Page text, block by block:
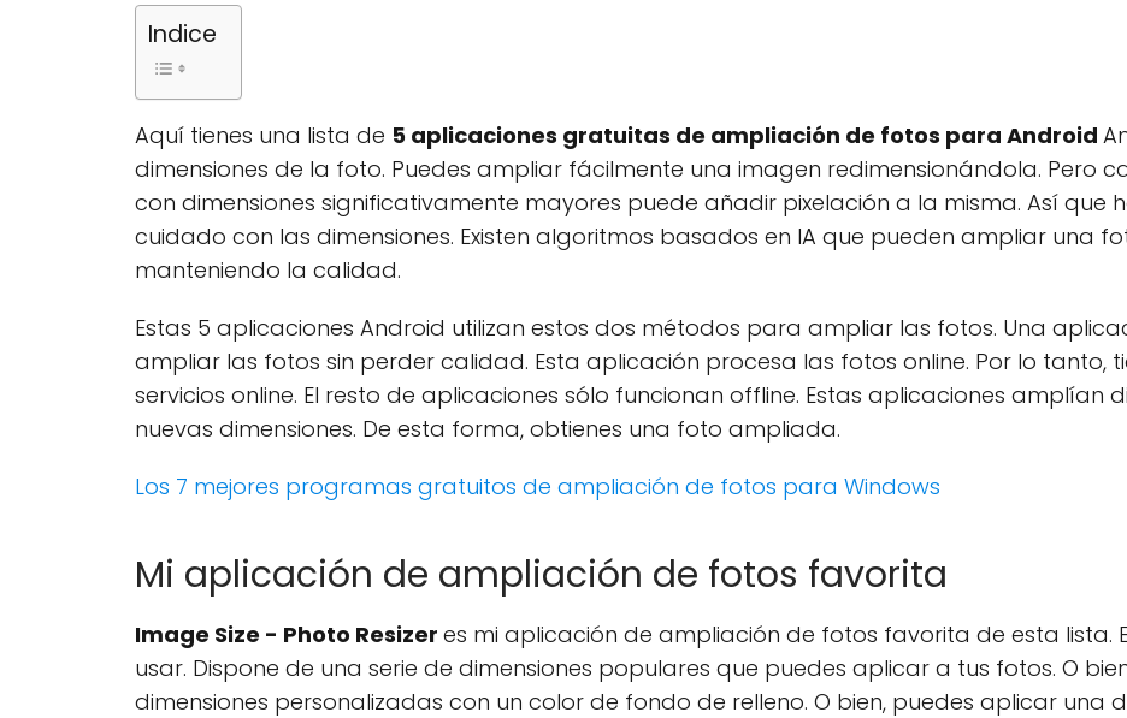
Indice
Aquí tienes una lista de 5 aplicaciones gratuitas de ampliación de fotos para Android
dimensiones de la foto. Puedes ampliar fácilmente una imagen redimensionándola. Pero
con dimensiones significativamente mayores puede añadir pixelación a la misma. Así que
cuidado con las dimensiones. Existen algoritmos basados en IA que pueden ampliar una
manteniendo la calidad.
Estas 5 aplicaciones Android utilizan estos dos métodos para ampliar las fotos. Una
ampliar las fotos sin perder calidad. Esta aplicación procesa las fotos online. Por lo tanto,
servicios online. El resto de aplicaciones sólo funcionan offline. Estas aplicaciones amplían
nuevas dimensiones. De esta forma, obtienes una foto ampliada.
Los 7 mejores programas gratuitos de ampliación de fotos para Windows
Mi aplicación de ampliación de fotos favorita
Image Size - Photo Resizer es mi aplicación de ampliación de fotos favorita de esta lista.
usar. Dispone de una serie de dimensiones populares que puedes aplicar a tus fotos. O
dimensiones personalizadas con un color de fondo de relleno. O bien, puedes aplicar una